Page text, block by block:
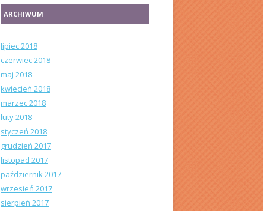
ARCHIWUM
lipiec 2018
czerwiec 2018
maj 2018
kwiecień 2018
marzec 2018
luty 2018
styczeń 2018
grudzień 2017
listopad 2017
październik 2017
wrzesień 2017
sierpień 2017